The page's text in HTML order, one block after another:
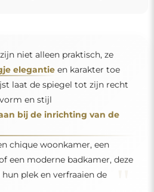
niet alleen praktisch, ze
elegantieen karakter toe
laat de spiegel tot zijn recht
en stijl
bij de inrichting van de
chique woonkamer, een
een moderne badkamer, deze
plek en verfraaien de